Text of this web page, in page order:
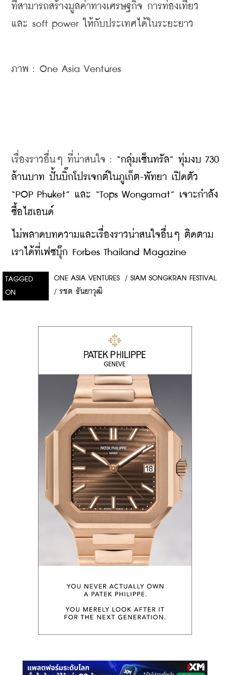
ที่สามารถสร้างมูลค่าทางเศรษฐกิจ การท่องเที่ยว
และ soft power ให้กับประเทศได้ในระยะยาว
ภาพ : One Asia Ventures
เรื่องราวอื่นๆ ที่น่าสนใจ : “กลุ่มเซ็นทรัล” ทุ่มงบ 730
ล้านบาท ปั้นบิ๊กโปรเจกต์ในภูเก็ต-พัทยา เปิดตัว
“POP Phuket” และ “Tops Wongamat” เจาะกำลัง
ซื้อไฮเอนด์
ไม่พลาดบทความและเรื่องราวน่าสนใจอื่นๆ ติดตาม
เราได้ที่เฟซบุ๊ก Forbes Thailand Magazine
TAGGED
ON
ONE ASIA VENTURES / SIAM SONGKRAN FESTIVAL
/ รชต ธันยาวุฒิ